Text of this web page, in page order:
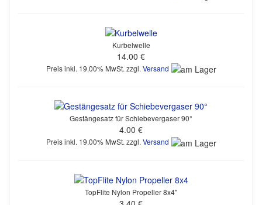
Kurbelwelle
14.00 €
Preis inkl. 19.00% MwSt. zzgl. Versand
Gestängesatz für Schiebevergaser 90°
4.00 €
Preis inkl. 19.00% MwSt. zzgl. Versand
TopFlite Nylon Propeller 8x4"